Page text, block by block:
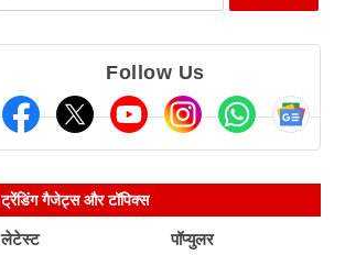
Follow Us
ट्रेंडिंग गैजेट्स और टॉपिक्स
लेटेस्ट पॉप्युलर